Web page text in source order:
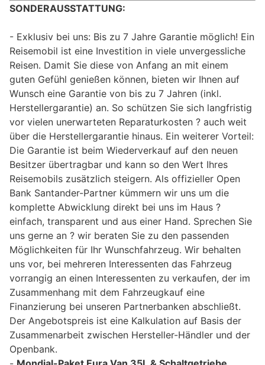
SONDERAUSSTATTUNG:
Exklusiv bei uns: Bis zu 7 Jahre Garantie möglich! Ein
Reisemobil ist eine Investition in viele unvergessliche
Reisen. Damit Sie diese von Anfang an mit einem
guten Gefühl genießen können, bieten wir Ihnen auf
Wunsch eine Garantie von bis zu 7 Jahren (inkl.
Herstellergarantie) an. So schützen Sie sich langfristig
vor vielen unerwarteten Reparaturkosten ? auch weit
über die Herstellergarantie hinaus. Ein weiterer Vorteil:
Die Garantie ist beim Wiederverkauf auf den neuen
Besitzer übertragbar und kann so den Wert Ihres
Reisemobils zusätzlich steigern. Als offizieller Open
Bank Santander-Partner kümmern wir uns um die
komplette Abwicklung direkt bei uns im Haus ?
einfach, transparent und aus einer Hand. Sprechen Sie
uns gerne an ? wir beraten Sie zu den passenden
Möglichkeiten für Ihr Wunschfahrzeug. Wir behalten
uns vor, bei mehreren Interessenten das Fahrzeug
vorrangig an einen Interessenten zu verkaufen, der im
Zusammenhang mit dem Fahrzeugkauf eine
Finanzierung bei unseren Partnerbanken abschließt.
Der Angebotspreis ist eine Kalkulation auf Basis der
Zusammenarbeit zwischen Hersteller-Händler und der
Openbank.